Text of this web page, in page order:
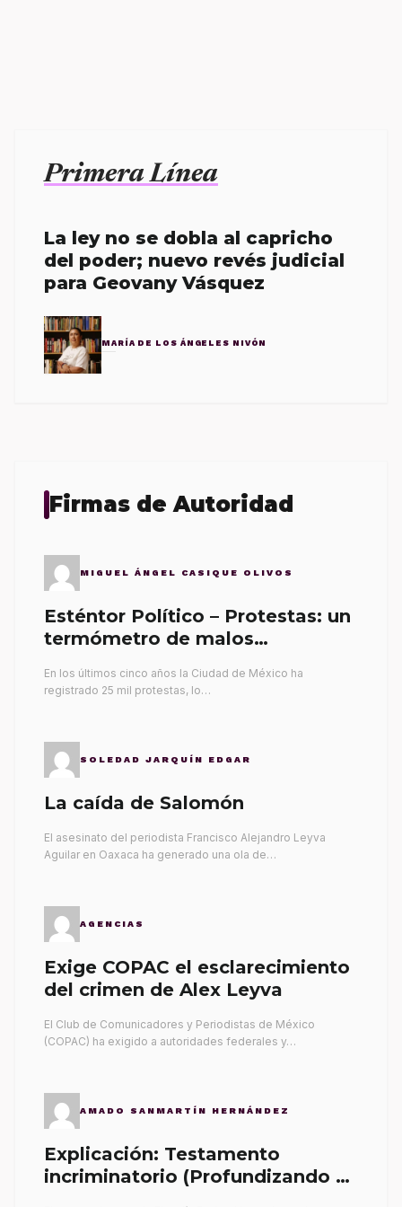
Primera Línea
La ley no se dobla al capricho
del poder; nuevo revés judicial
para Geovany Vásquez
MARÍA DE LOS ÁNGELES NIVÓN
Firmas de Autoridad
MIGUEL ÁNGEL CASIQUE OLIVOS
Esténtor Político – Protestas: un
termómetro de malos
En los últimos cinco años la Ciudad de México ha
registrado 25 mil protestas, lo…
SOLEDAD JARQUÍN EDGAR
La caída de Salomón
El asesinato del periodista Francisco Alejandro Leyva
Aguilar en Oaxaca ha generado una ola de…
AGENCIAS
Exige COPAC el esclarecimiento
del crimen de Alex Leyva
El Club de Comunicadores y Periodistas de México
(COPAC) ha exigido a autoridades federales y…
AMADO SANMARTÍN HERNÁNDEZ
Explicación: Testamento
incriminatorio (Profundizando su